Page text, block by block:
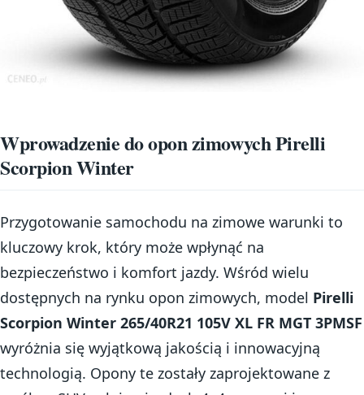
Wprowadzenie do opon zimowych Pirelli
Scorpion Winter
Przygotowanie samochodu na zimowe warunki to
kluczowy krok, który może wpłynąć na
bezpieczeństwo i komfort jazdy. Wśród wielu
dostępnych na rynku opon zimowych, model Pirelli
Scorpion Winter 265/40R21 105V XL FR MGT 3PMSF
wyróżnia się wyjątkową jakością i innowacyjną
technologią. Opony te zostały zaprojektowane z